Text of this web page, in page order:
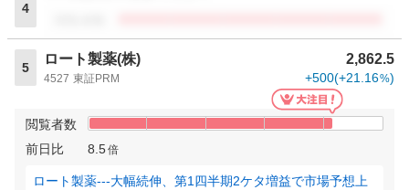
4
5
ロート製薬(株) 2,862.5
4527 東証PRM +500(+21.16%)
閲覧者数
前日比
8.5倍
ロート製薬---大幅続伸、第1四半期2ケタ増益で市場予想上